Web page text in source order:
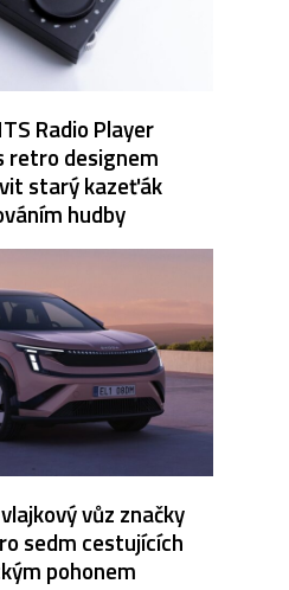
Radio Player
retro designem
starý kazeťák
hudby
vůz značky
sedm cestujících
pohonem